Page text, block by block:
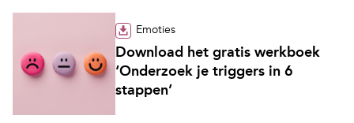
Emoties
Download het gratis werkboek
‘Onderzoek je triggers in 6
stappen’